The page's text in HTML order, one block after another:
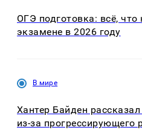
ОГЭ подготовка: всё, что
экзамене в 2026 году
В мире
Хантер Байден
из-за прогрессирующего